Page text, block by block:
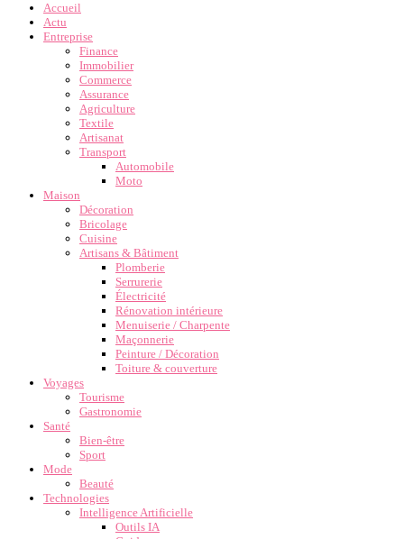
Accueil
Actu
Entreprise
Finance
Immobilier
Commerce
Assurance
Agriculture
Textile
Artisanat
Transport
Automobile
Moto
Maison
Décoration
Bricolage
Cuisine
Artisans & Bâtiment
Plomberie
Serrurerie
Électricité
Rénovation intérieure
Menuiserie / Charpente
Maçonnerie
Peinture / Décoration
Toiture & couverture
Voyages
Tourisme
Gastronomie
Santé
Bien-être
Sport
Mode
Beauté
Technologies
Intelligence Artificielle
Outils IA